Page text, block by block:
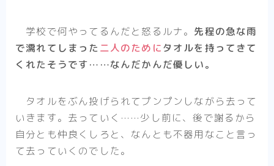
学校で何やってるんだと怒るルナ。 先程の急な雨
で濡れてしまった二人のためにタオルを持ってきて
くれたそうです……なんだかんだ優しい。
タオルをぶん投げられてプンプンしながら去って
いきます。去っていく……少し前に、後で謝るから
自分とも仲良くしろと、なんとも不器用なこと言っ
て去っていくのでした。